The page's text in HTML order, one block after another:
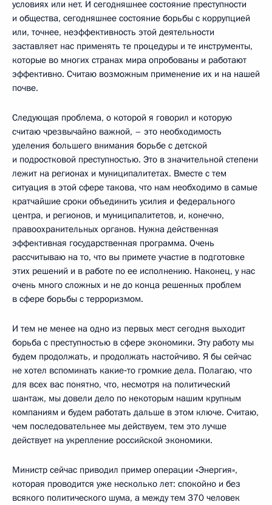
условиях или нет. И сегодняшнее состояние преступности
и общества, сегодняшнее состояние борьбы с коррупцией
или, точнее, неэффективность этой деятельности
заставляет нас применять те процедуры и те инструменты,
которые во многих странах мира опробованы и работают
эффективно. Считаю возможным применение их и на нашей
почве.
Следующая проблема, о которой я говорил и которую
считаю чрезвычайно важной, – это необходимость
уделения большего внимания борьбе с детской
и подростковой преступностью. Это в значительной степени
лежит на регионах и муниципалитетах. Вместе с тем
ситуация в этой сфере такова, что нам необходимо в самые
кратчайшие сроки объединить усилия и федерального
центра, и регионов, и муниципалитетов, и, конечно,
правоохранительных органов. Нужна действенная
эффективная государственная программа. Очень
рассчитываю на то, что вы примете участие в подготовке
этих решений и в работе по ее исполнению. Наконец, у нас
очень много сложных и не до конца решенных проблем
в сфере борьбы с терроризмом.
И тем не менее на одно из первых мест сегодня выходит
борьба с преступностью в сфере экономики. Эту работу мы
будем продолжать, и продолжать настойчиво. Я бы сейчас
не хотел вспоминать какие‑то громкие дела. Полагаю, что
для всех вас понятно, что, несмотря на политический
шантаж, мы довели дело по некоторым нашим крупным
компаниям и будем работать дальше в этом ключе. Считаю,
чем последовательнее мы действуем, тем это лучше
действует на укрепление российской экономики.
Министр сейчас приводил пример операции «Энергия»,
которая проводится уже несколько лет: спокойно и без
всякого политического шума, а между тем 370 человек